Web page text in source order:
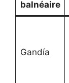
balnéaire
Gandía